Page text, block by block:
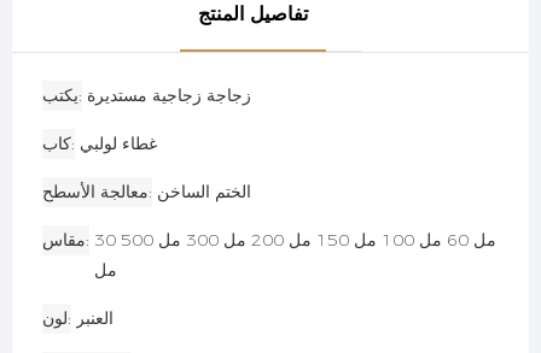
تفاصيل المنتج
يكتب زجاجة زجاجية مستديرة
كاب غطاء لولبي
معالجة الأسطح الختم الساخن
مقاس 30 مل 60 مل 100 مل 150 مل 200 مل 300 مل 500
مل
لون العنبر